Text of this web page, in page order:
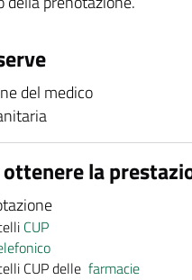
del medico
ottenere la
CUP
CUP dellefarmacie